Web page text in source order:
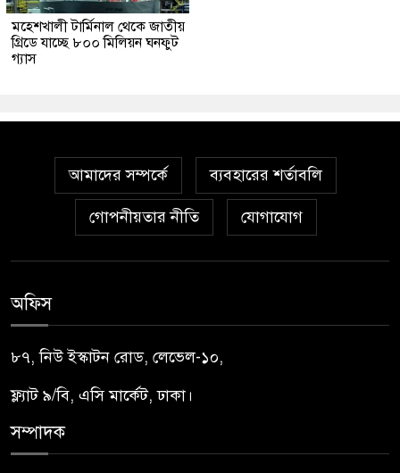
মহেশখালী টার্মিনাল থেকে জাতীয়
গ্রিডে যাচ্ছে ৮০০ মিলিয়ন ঘনফুট
গ্যাস
আমাদের সম্পর্কে ব্যবহারের শর্তাবলি
গোপনীয়তার নীতি যোগাযোগ
অফিস
৮৭, নিউ ইস্কাটন রোড, লেভেল-১০,
ফ্ল্যাট ৯/বি, এসি মার্কেট, ঢাকা।
সম্পাদক